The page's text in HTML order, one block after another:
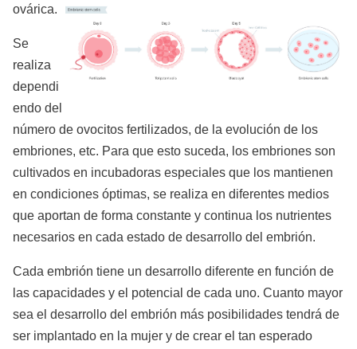
ovárica.
Se
realiza
dependi
endo del
número de ovocitos fertilizados, de la evolución de los
embriones, etc. Para que esto suceda, los embriones son
cultivados en incubadoras especiales que los mantienen
en condiciones óptimas, se realiza en diferentes medios
que aportan de forma constante y continua los nutrientes
necesarios en cada estado de desarrollo del embrión.
Cada embrión tiene un desarrollo diferente en función de
las capacidades y el potencial de cada uno. Cuanto mayor
sea el desarrollo del embrión más posibilidades tendrá de
ser implantado en la mujer y de crear el tan esperado